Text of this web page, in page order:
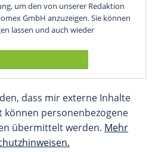
um den von unserer Redaktion
GmbH anzuzeigen. Sie können
lassen und auch wieder
dass mir externe Inhalte
können personenbezogene
übermittelt werden. Mehr